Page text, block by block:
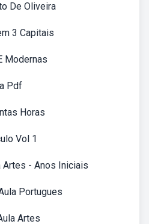
De Oliveira
3 Capitais
Modernas
Pdf
Horas
Vol 1
Artes - Anos Iniciais
Portugues
Artes